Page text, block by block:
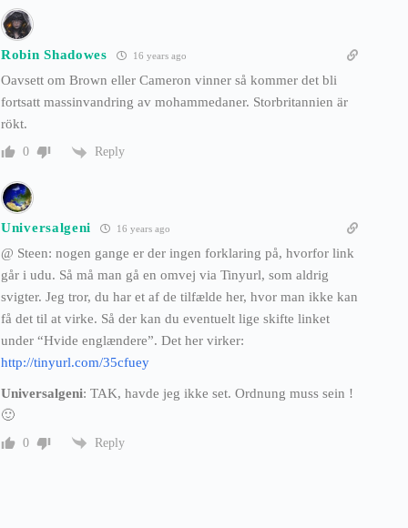
Robin Shadowes 16 years ago
Oavsett om Brown eller Cameron vinner så kommer det bli
fortsatt massinvandring av mohammedaner. Storbritannien är
rökt.
0 Reply
Universalgeni 16 years ago
@ Steen: nogen gange er der ingen forklaring på, hvorfor link
går i udu. Så må man gå en omvej via Tinyurl, som aldrig
svigter. Jeg tror, du har et af de tilfælde her, hvor man ikke kan
få det til at virke. Så der kan du eventuelt lige skifte linket
under “Hvide englændere”. Det her virker:
http://tinyurl.com/35cfuey
Universalgeni: TAK, havde jeg ikke set. Ordnung muss sein !
🙂
0 Reply